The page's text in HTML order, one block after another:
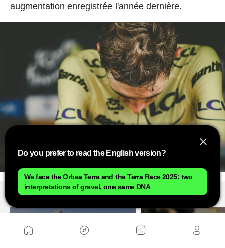
augmentation enregistrée l'année dernière.
RECOMENDADO
Do you prefer to read the English version?
We face the Orbea Terra and the Terra Race 2025: two
interpretations of gravel, one same DNA